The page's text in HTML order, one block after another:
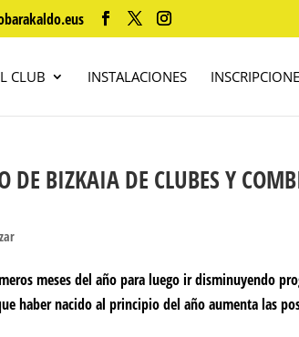
CLUB INSTALACIONES
DE BIZKAIA DE CLUBES Y
meses del año para luego ir disminuyendo
haber nacido al principio del año aumenta las